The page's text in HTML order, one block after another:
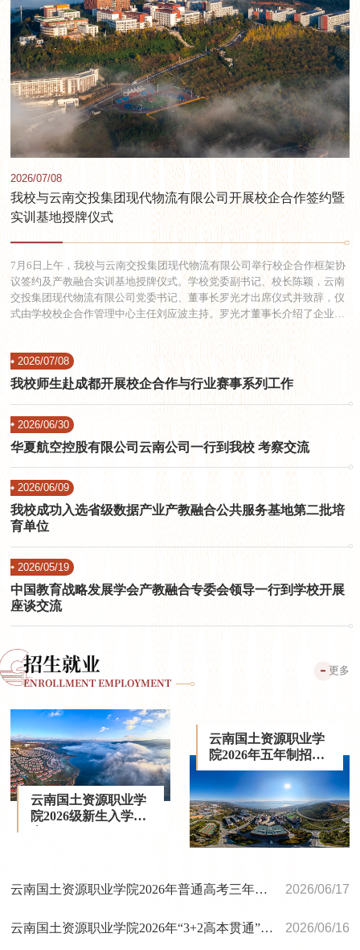
2026/07/08
我校与云南交投集团现代物流有限公司开展校企合作签约暨
实训基地授牌仪式
7月6日上午，我校与云南交投集团现代物流有限公司举行校企合作框架协
议签约及产教融合实训基地授牌仪式。学校党委副书记、校长陈颖，云南
交投集团现代物流有限公司党委书记、董事长罗光才出席仪式并致辞，仪
式由学校校企合作管理中心主任刘应波主持。罗光才董事长介绍了企业发
展概况，云南交投集团作为推进“交通+物流”融合发展的骨干企业，公司
立足“3+X”发展战略，业务涵盖跨境多式联运、新能源绿色物流、数字化
供应链平台、低空经济等领域。针对本次校企合作，他回应了学校的合作
诉求，表示企业将依托自身产...
2026/07/08
我校师生赴成都开展校企合作与行业赛事系列工作
2026/06/30
华夏航空控股有限公司云南公司一行到我校 考察交流
2026/06/09
我校成功入选省级数据产业产教融合公共服务基地第二批培
育单位
2026/05/19
中国教育战略发展学会产教融合专委会领导一行到学校开展
座谈交流
招生就业
ENROLLMENT EMPLOYMENT
更多
云南国土资源职业学
院2026级新生入学指
云南国土资源职业学
院2026年五年制招生
简章
云南国土资源职业学院2026年普通高考三年制招生简章 2026/06/17
云南国土资源职业学院2026年“3+2高本贯通”招生简章 2026/06/16